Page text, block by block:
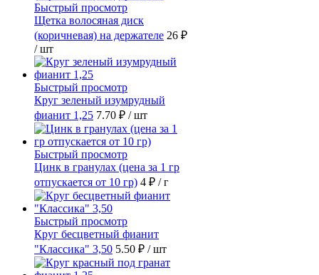
Быстрый просмотр
Щетка волосяная диск
(коричневая) на держателе 26 ₽
/ шт
Быстрый просмотр
Круг зеленый изумрудный
фианит 1,25 7.70 ₽ / шт
Быстрый просмотр
Цинк в гранулах (цена за 1 гр
отпускается от 10 гр) 4 ₽ / г
Быстрый просмотр
Круг бесцветный фианит
"Классика" 3,50 5.50 ₽ / шт